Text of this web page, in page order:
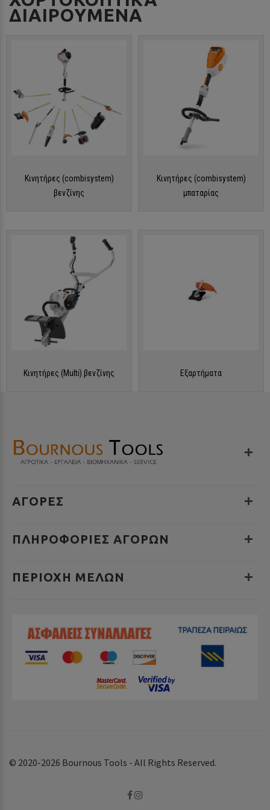
ΠΛΗΚΤΡΟΛΟΓΉΣΤΕ ΑΥΤΌ ΠΟΥ ΑΝΑΖΗΤΕΊΤΕ ΚΑΙ ΠΑΤΉΣΤΕ ENTER
ΔΙΑΙΡΟΥΜΕΝΑ
Κινητήρες (combisystem)
βενζίνης
Κινητήρες (combisystem)
μπαταρίας
Κινητήρες (Multi) βενζίνης Εξαρτήματα
ΑΓΟΡΕΣ
ΠΛΗΡΟΦΟΡΊΕΣ ΑΓΟΡΏΝ
ΠΕΡΙΟΧΉ ΜΕΛΏΝ
© 2020-2026 Bournous Tools - All Rights Reserved.